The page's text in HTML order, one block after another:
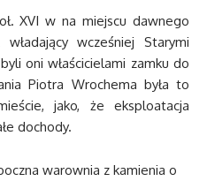
XVI w na miejscu dawnego
wcześniej Starymi
oni właścicielami zamku do
Piotra Wrochema była to
jako, że eksploatacja
dochody.
warownia z kamienia o